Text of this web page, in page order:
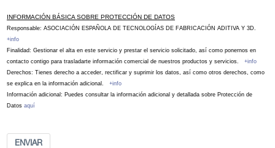
INFORMACIÓN BÁSICA SOBRE PROTECCIÓN DE DATOS
Responsable: ASOCIACIÓN ESPAÑOLA DE TECNOLOGÍAS DE FABRICACIÓN ADITIVA Y 3D.
+info
Finalidad: Gestionar el alta en este servicio y prestar el servicio solicitado, así como ponernos en
contacto contigo para trasladarte información comercial de nuestros productos y servicios. +info
Derechos: Tienes derecho a acceder, rectificar y suprimir los datos, así como otros derechos, como
se explica en la información adicional. +info
Información adicional: Puedes consultar la información adicional y detallada sobre Protección de
Datos aquí
ENVIAR